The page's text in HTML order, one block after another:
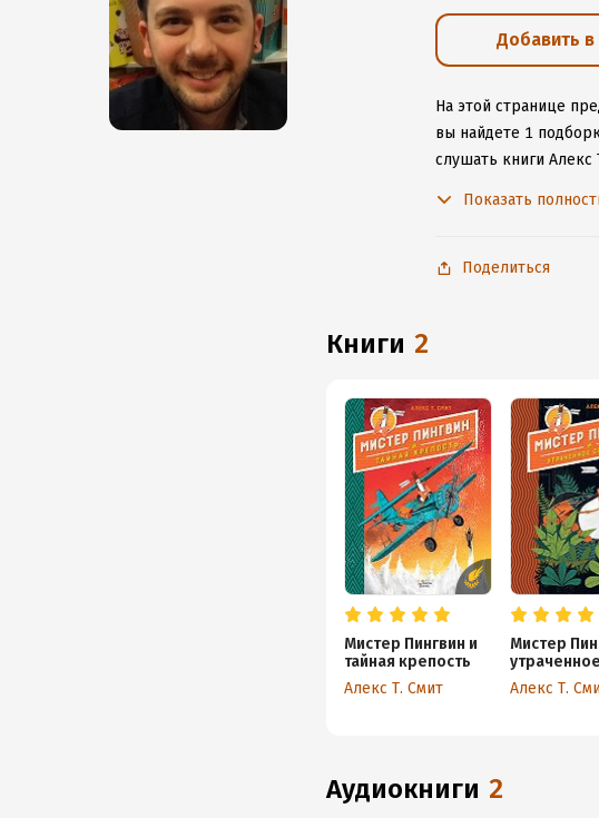
Добавить
На этой странице
вы найдете 1
слушать книги Алекс
Показать
Поделиться
книги 2
Мистер Пингвин и
тайная крепость
Алекс Т. Смит
Мистер
утраченное
сокровище
Алекс Т.
аудиокниги 2